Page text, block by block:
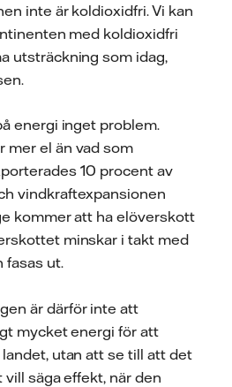
inte är koldioxidfri. Vi kan
med koldioxidfri
utsträckning som idag,
energi inget problem.
mer el än vad som
10 procent av
vindkraftexpansionen
kommer att ha elöverskott
minskar i takt med
fasas ut.
är därför inte att
mycket energi för att
utan att se till att det
säga effekt, när den